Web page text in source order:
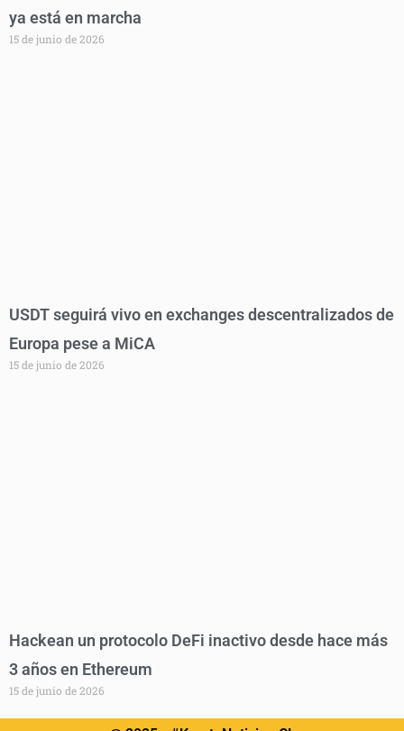
ya está en marcha
15 de junio de 2026
USDT seguirá vivo en exchanges descentralizados de
Europa pese a MiCA
15 de junio de 2026
Hackean un protocolo DeFi inactivo desde hace más
3 años en Ethereum
15 de junio de 2026